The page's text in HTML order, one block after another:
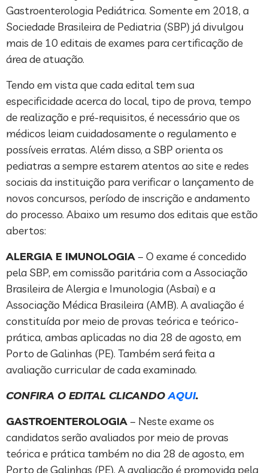
Gastroenterologia Pediátrica. Somente em 2018, a
Sociedade Brasileira de Pediatria (SBP) já divulgou
mais de 10 editais de exames para certificação de
área de atuação.
Tendo em vista que cada edital tem sua
especificidade acerca do local, tipo de prova, tempo
de realização e pré-requisitos, é necessário que os
médicos leiam cuidadosamente o regulamento e
possíveis erratas. Além disso, a SBP orienta os
pediatras a sempre estarem atentos ao site e redes
sociais da instituição para verificar o lançamento de
novos concursos, período de inscrição e andamento
do processo. Abaixo um resumo dos editais que estão
abertos:
ALERGIA E IMUNOLOGIA – O exame é concedido
pela SBP, em comissão paritária com a Associação
Brasileira de Alergia e Imunologia (Asbai) e a
Associação Médica Brasileira (AMB). A avaliação é
constituída por meio de provas teórica e teórico-
prática, ambas aplicadas no dia 28 de agosto, em
Porto de Galinhas (PE). Também será feita a
avaliação curricular de cada examinado.
CONFIRA O EDITAL CLICANDOAQUI.
GASTROENTEROLOGIA – Neste exame os
candidatos serão avaliados por meio de provas
teórica e prática também no dia 28 de agosto, em
Porto de Galinhas (PE). A avaliação é promovida pela